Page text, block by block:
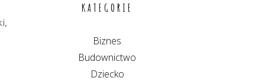
KATEGORIE
Biznes
Budownictwo
Dziecko